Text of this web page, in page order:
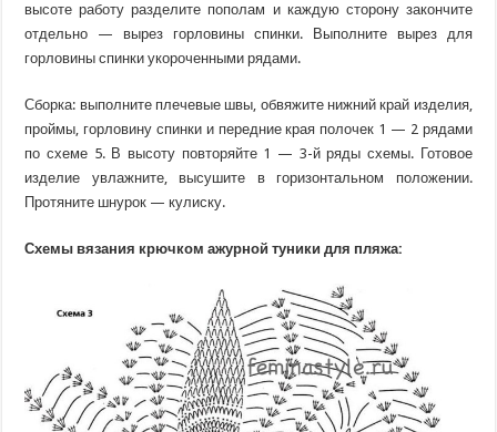
высоте работу разделите пополам и каждую сторону закончите
отдельно — вырез горловины спинки. Выполните вырез для
горловины спинки укороченными рядами.
Сборка: выполните плечевые швы, обвяжите нижний край изделия,
проймы, горловину спинки и передние края полочек 1 — 2 рядами
по схеме 5. В высоту повторяйте 1 — 3-й ряды схемы. Готовое
изделие увлажните, высушите в горизонтальном положении.
Протяните шнурок — кулиску.
Схемы вязания крючком ажурной туники для пляжа: